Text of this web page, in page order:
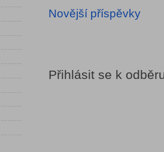
Novější příspěvky
Přihlásit se k